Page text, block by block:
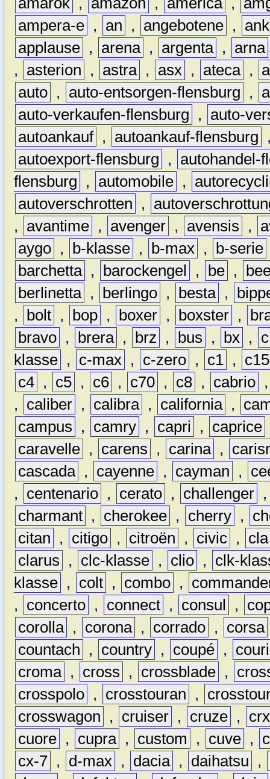
ampera-e , an , angebotene ,
applause , arena , argenta , arna
,
asterion , astra , asx , ateca ,
auto , auto-entsorgen-flensburg ,
auto-verkaufen-flensburg
,
auto-
autoankauf , autoankauf-flensburg
autoexport-flensburg
,
autohandel-
flensburg
, automobile ,
autoverschrotten
,
,
avantime , avenger , avensis ,
aygo , b-klasse , b-max , b-serie
barchetta , barockengel , be ,
berlinetta , berlingo , besta ,
,
bolt , bop , boxer , boxster ,
bravo , brera , brz , bus , bx ,
c
klasse , c-max , c-zero , c1 ,
c15
c4 , c5 , c6 , c70 , c8 , cabrio
,
caliber , calibra , california ,
campus
, camry , capri , caprice
caravelle , carens , carina ,
cascada , cayenne , cayman ,
,
centenario , cerato , challenger
charmant , cherokee , cherry ,
citan
, citigo , citroën , civic ,
cla
clarus
, clc-klasse , clio ,
clk-
klasse , colt , combo ,
,
concerto , connect , consul ,
corolla , corona , corrado , corsa
countach
, country , coupé ,
croma , cross , crossblade ,
crosspolo , crosstouran ,
crosswagon
, cruiser , cruze ,
crx
cuore , cupra , custom , cuve ,
cx-7 , d-max , dacia , daihatsu
,